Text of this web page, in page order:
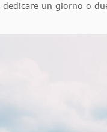
dedicare un giorno o